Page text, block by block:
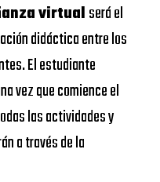
virtualserá el
didáctica entre los
El estudiante
vez que comience el
las actividades y
a través de la